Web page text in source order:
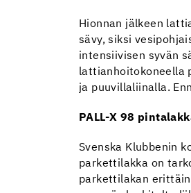
Hionnan jälkeen
sävy, siksi
intensiivisen syvän
lattianhoitokoneella
ja puuvillaliinalla.
PALL-X 98
Svenska Klubbenin
parkettilakka on
parkettilakan erittäin